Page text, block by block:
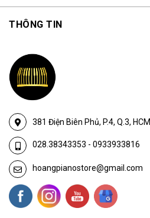
381 Điện Biên Phủ, P.4, Q.3, HCM
028.38343353 - 0933933816
hoangpianostore@gmail.com
THÔNG TIN